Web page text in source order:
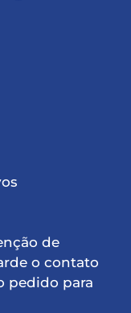
de
o contato
pedido para